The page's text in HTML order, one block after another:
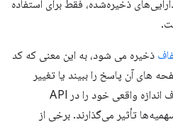
ذخیره‌شده، فقط برای استفاده
می شود، به این معنی که کد
آن پاسخ را ببیند یا تغییر
دهد. همچنین، پاسخ‌های غیرشفاف اندازه واقعی خود را در API
تأثیر می‌گذارند. برخی از